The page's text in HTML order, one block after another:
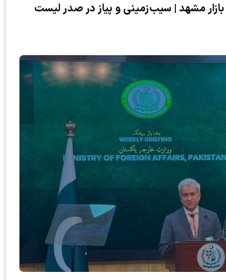
مشهد | سیب‌زمینی و پیاز در صدر لیست